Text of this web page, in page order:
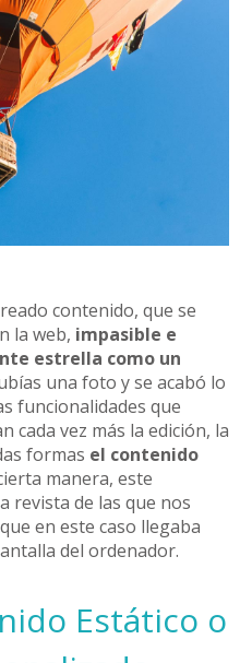
contenido, que se
la web, impasible e
estrella como un
una foto y se acabó lo
funcionalidades que
cada vez más la edición, la
formas el contenido
manera, este
revista de las que nos
en este caso llegaba
del ordenador.
Estático o